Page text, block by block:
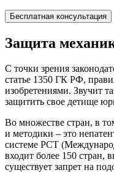
Бесплатная консультация
Защита
С точки зрения
статье 1350 ГК РФ,
изобретениями. Звучит
защитить свое детище
Во множестве стран, в
и методики – это
системе PCT
входит более 150
существует запрет на